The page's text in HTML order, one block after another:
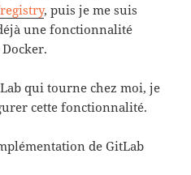
, puis je me suis
une fonctionnalité
qui tourne chez moi, je
cette fonctionnalité.
de GitLab